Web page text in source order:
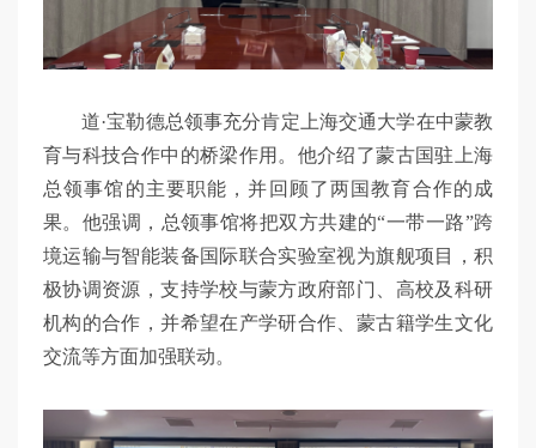
道·宝勒德总领事充分肯定上海交通大学在中蒙教
育与科技合作中的桥梁作用。他介绍了蒙古国驻上海
总领事馆的主要职能，并回顾了两国教育合作的成
果。他强调，总领事馆将把双方共建的“一带一路”跨
境运输与智能装备国际联合实验室视为旗舰项目，积
极协调资源，支持学校与蒙方政府部门、高校及科研
机构的合作，并希望在产学研合作、蒙古籍学生文化
交流等方面加强联动。